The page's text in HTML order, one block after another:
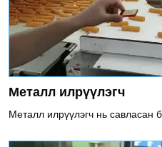
Металл илрүүлэгч